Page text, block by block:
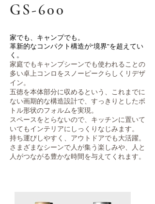
GS-600
家でも、キャンプでも。
革新的なコンパクト構造が“境界”を超えてい
く。
家庭でもキャンプシーンでも使われることの
多い卓上コンロをスノーピークらしくリデザ
イン。
五徳を本体部分に収めるという、これまでに
ない画期的な構造設計で、すっきりとしたボ
トル形状のフォルムを実現。
スペースをとらないので、キッチンに置いて
いてもインテリアにしっくりなじみます。
持ち運びしやすく、アウトドアでも大活躍。
さまざまなシーンで人が集う楽しみや、人と
人がつながる豊かな時間を与えてくれます。